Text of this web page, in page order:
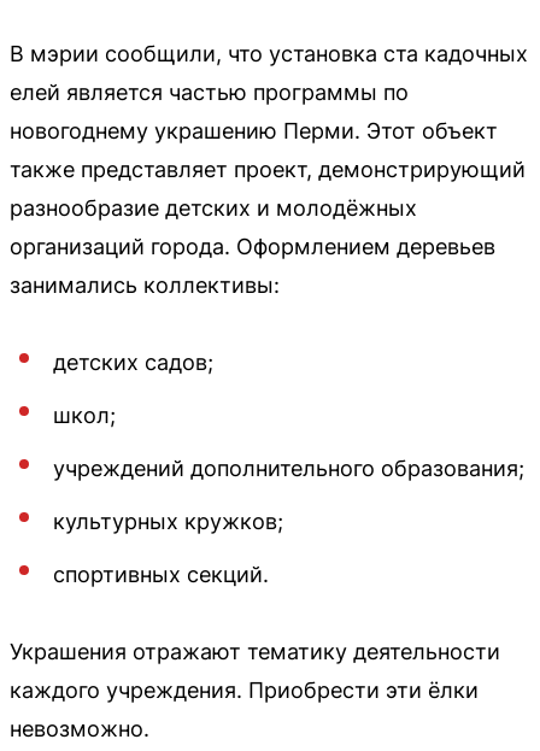
В мэрии сообщили, что установка ста кадочных
елей является частью программы по
новогоднему украшению Перми. Этот объект
также представляет проект, демонстрирующий
разнообразие детских и молодёжных
организаций города. Оформлением деревьев
занимались коллективы:
детских садов;
школ;
учреждений дополнительного образования;
культурных кружков;
спортивных секций.
Украшения отражают тематику деятельности
каждого учреждения. Приобрести эти ёлки
невозможно.